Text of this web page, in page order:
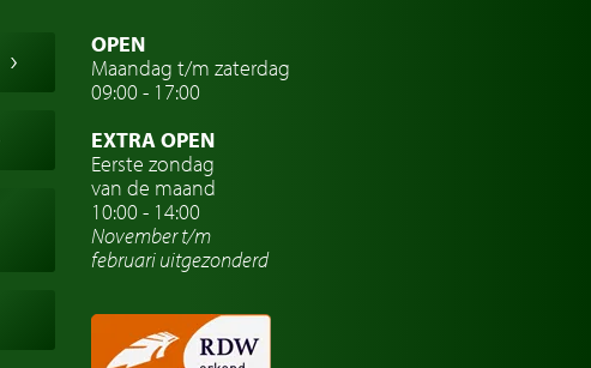
OPEN
Maandag t/m zaterdag
09:00 - 17:00
EXTRA OPEN
Eerste zondag
van de maand
10:00 - 14:00
November t/m
februariuitgezonderd